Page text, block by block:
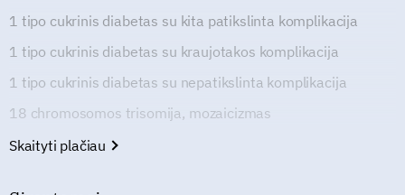
1 tipo cukrinis diabetas su kita patikslinta komplikacija
1 tipo cukrinis diabetas su kraujotakos komplikacija
1 tipo cukrinis diabetas su nepatikslinta komplikacija
18 chromosomos trisomija, mozaicizmas
Skaityti plačiau